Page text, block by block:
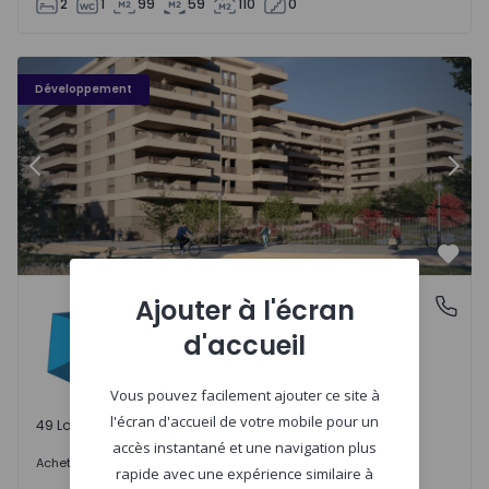
2 1 99 59 110 0
Développement
PLENO JARDIM - 3
Précédent
Águas Santas, PortoPLENO JARDIM
Águas Santas, Porto
49 Lots disponibles
Acheter 242.000 €
Ajouter à l'écran
d'accueil
Vous pouvez facilement ajouter ce site à
l'écran d'accueil de votre mobile pour un
accès instantané et une navigation plus
rapide avec une expérience similaire à